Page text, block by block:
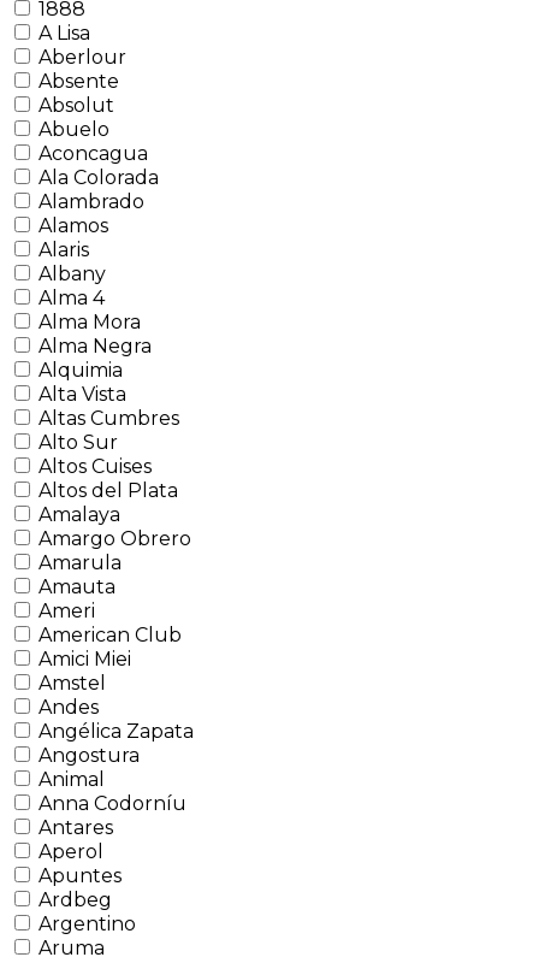
1888
A Lisa
Aberlour
Absente
Absolut
Abuelo
Aconcagua
Ala Colorada
Alambrado
Alamos
Alaris
Albany
Alma 4
Alma Mora
Alma Negra
Alquimia
Alta Vista
Altas Cumbres
Alto Sur
Altos Cuises
Altos del Plata
Amalaya
Amargo Obrero
Amarula
Amauta
Ameri
American Club
Amici Miei
Amstel
Andes
Angélica Zapata
Angostura
Animal
Anna Codorníu
Antares
Aperol
Apuntes
Ardbeg
Argentino
Aruma